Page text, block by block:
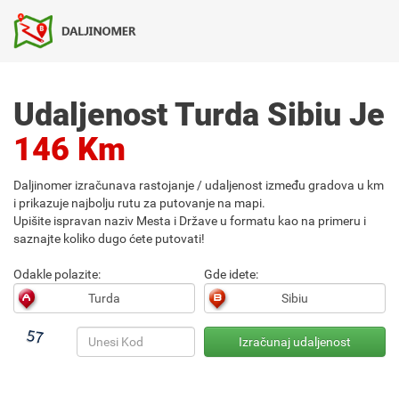
Udaljenost Turda Sibiu Je
146 Km
Daljinomer izračunava rastojanje / udaljenost između gradova u km
i prikazuje najbolju rutu za putovanje na mapi.
Upišite ispravan naziv Mesta i Države u formatu kao na primeru i
saznajte koliko dugo ćete putovati!
Odakle polazite: Gde idete: